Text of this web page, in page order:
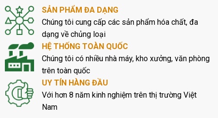
SẢN PHẨM ĐA DẠNG
Chúng tôi cung cấp các sản phẩm hóa chất, đa
dạng về chủng loại
HỆ THỐNG TOÀN QUỐC
Chúng tôi có nhiều nhà máy, kho xưởng, văn phòng
trên toàn quốc
UY TÍN HÀNG ĐẦU
Với hơn 8 năm kinh nghiệm trên thị trường Việt
Nam